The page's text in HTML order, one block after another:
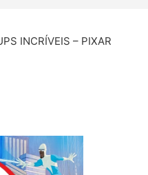
INCRÍVEIS – PIXAR